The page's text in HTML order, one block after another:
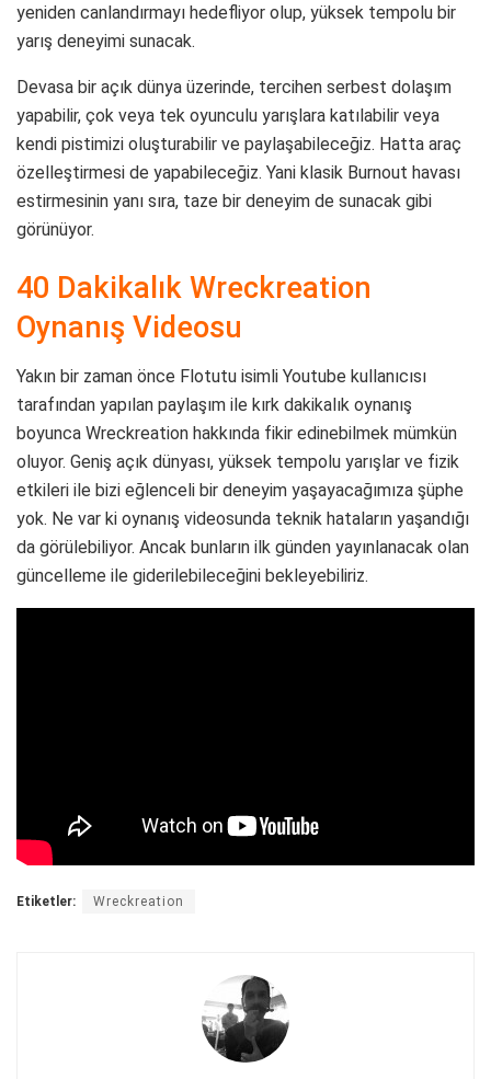
yeniden canlandırmayı hedefliyor olup, yüksek tempolu bir
yarış deneyimi sunacak.
Devasa bir açık dünya üzerinde, tercihen serbest dolaşım
yapabilir, çok veya tek oyunculu yarışlara katılabilir veya
kendi pistimizi oluşturabilir ve paylaşabileceğiz. Hatta araç
özelleştirmesi de yapabileceğiz. Yani klasik Burnout havası
estirmesinin yanı sıra, taze bir deneyim de sunacak gibi
görünüyor.
40 Dakikalık Wreckreation
Oynanış Videosu
Yakın bir zaman önce Flotutu isimli Youtube kullanıcısı
tarafından yapılan paylaşım ile kırk dakikalık oynanış
boyunca Wreckreation hakkında fikir edinebilmek mümkün
oluyor. Geniş açık dünyası, yüksek tempolu yarışlar ve fizik
etkileri ile bizi eğlenceli bir deneyim yaşayacağımıza şüphe
yok. Ne var ki oynanış videosunda teknik hataların yaşandığı
da görülebiliyor. Ancak bunların ilk günden yayınlanacak olan
güncelleme ile giderilebileceğini bekleyebiliriz.
Etiketler: Wreckreation